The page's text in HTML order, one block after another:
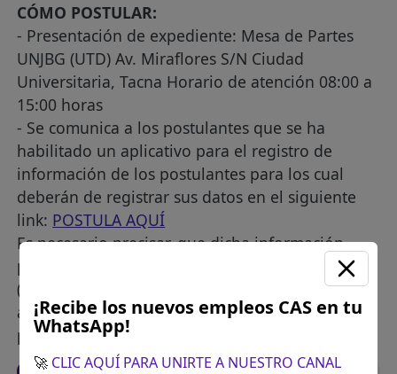
CÓMO POSTULAR:
- Presentación de expediente: Mesa de Partes
UNJBG (UTD) Av. Miraflores S/N Ciudad
Universitaria, Tacna Horario de atención 08:00 a
15:00 horas
- Se comunica a los postulantes que se ha
habilitado un aplicativo para el registro de
información de los postulantes para los cual
deberán de registrar sus datos en el siguiente
link: POSTULA AQUÍ
Es necesario precisar, que dicha información
permitirá tener un consolidado de postulantes
(por Departamento Académico y Facultad) y
agilizar el registro de los contratos de los
postulantes ganadores del concurso público.
¡Recibe los nuevos empleos CAS en tu
WhatsApp!
🚀 CLIC AQUÍ PARA UNIRTE A NUESTRO CANAL